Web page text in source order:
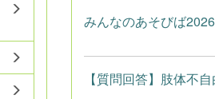
みんなのあそびば
【質問回答】肢体不